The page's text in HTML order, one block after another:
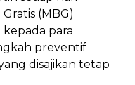
(MBG)
para
preventif
disajikan tetap